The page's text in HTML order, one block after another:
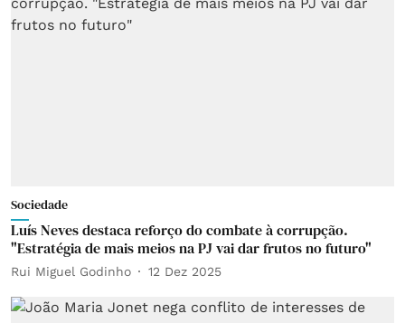
Sociedade
Luís Neves destaca reforço do combate à corrupção.
"Estratégia de mais meios na PJ vai dar frutos no futuro"
Rui Miguel Godinho 12 Dez 2025